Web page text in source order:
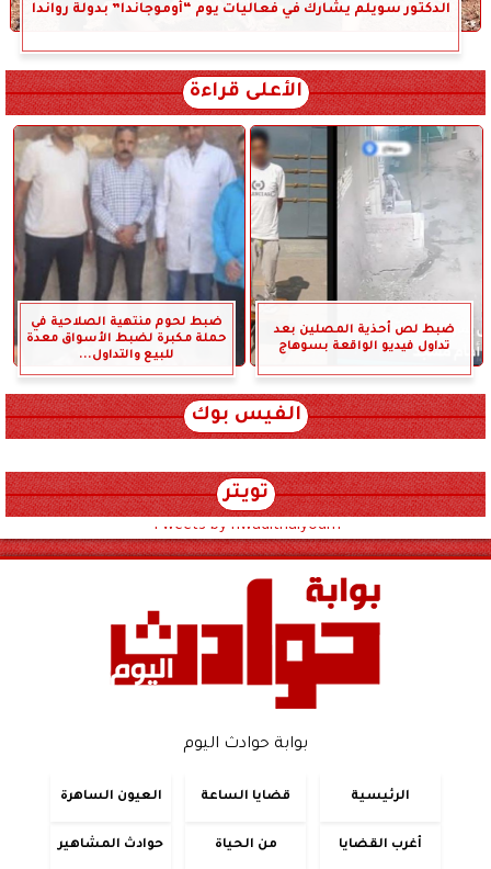
الدكتور سويلم يشارك في فعاليات يوم “أوموجاندا” بدولة رواندا
الأعلى قراءة
ضبط لص أحذية المصلين بعد
تداول فيديو الواقعة بسوهاج
ضبط لحوم منتهية الصلاحية في
حملة مكبرة لضبط الأسواق معدة
للبيع والتداول...
الفيس بوك
تويتر
Tweets by hwadithalyoum
بوابة حوادث اليوم
الرئيسية قضايا الساعة العيون الساهرة
أغرب القضايا من الحياة حوادث المشاهير